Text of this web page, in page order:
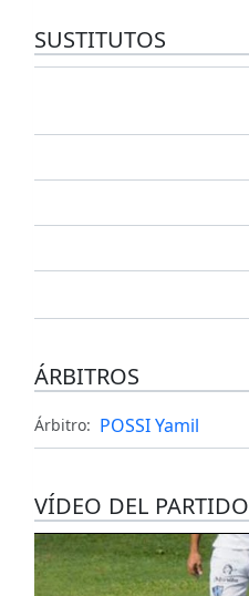
SUSTITUTOS
ÁRBITROS
Árbitro: POSSI Yamil
VÍDEO DEL PARTIDO